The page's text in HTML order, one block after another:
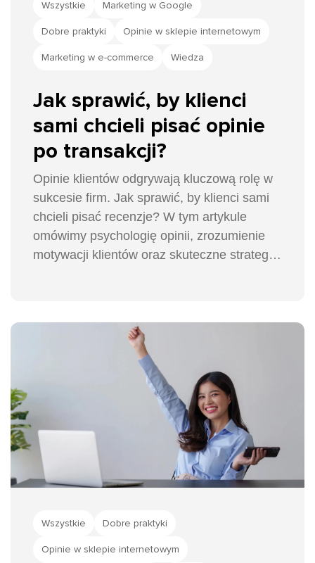
Wszystkie Marketing w Google
Dobre praktyki Opinie w sklepie internetowym
Marketing w e-commerce Wiedza
Jak sprawić, by klienci
sami chcieli pisać opinie
po transakcji?
Opinie klientów odgrywają kluczową rolę w
sukcesie firm. Jak sprawić, by klienci sami
chcieli pisać recenzje? W tym artykule
omówimy psychologię opinii, zrozumienie
motywacji klientów oraz skuteczne strategie
automatycznych przypomnieniach i
programach lojalnościowych, które mogą
zwiększyć zaangażowanie i poprawić
Wszystkie Dobre praktyki
Opinie w sklepie internetowym